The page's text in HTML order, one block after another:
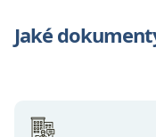
Jaké